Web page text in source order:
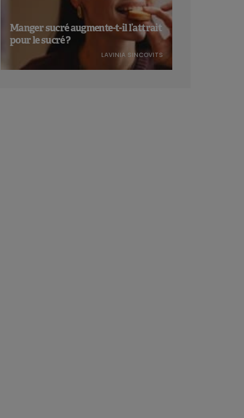
Manger sucré augmente-t-il l’attrait
pour le sucré ?
LAVINIA SINCOVITS